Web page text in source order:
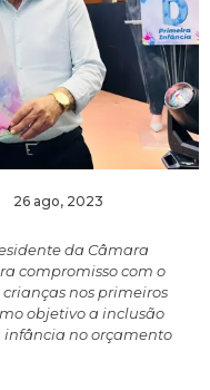
26 ago, 2023
da Câmara
compromisso com o
nos primeiros
objetivo a inclusão
infância no orçamento